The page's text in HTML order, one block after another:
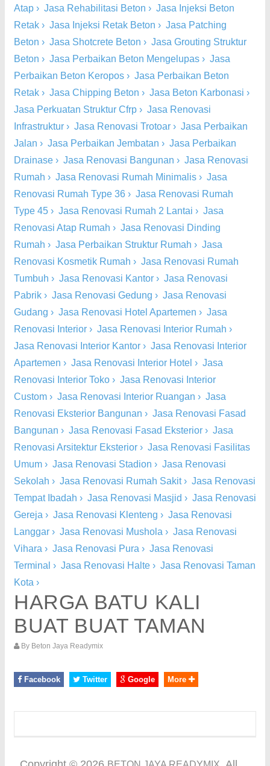
Atap › Jasa Rehabilitasi Beton › Jasa Injeksi Beton
Retak › Jasa Injeksi Retak Beton › Jasa Patching
Beton › Jasa Shotcrete Beton › Jasa Grouting Struktur
Beton › Jasa Perbaikan Beton Mengelupas › Jasa
Perbaikan Beton Keropos › Jasa Perbaikan Beton
Retak › Jasa Chipping Beton › Jasa Beton Karbonasi ›
Jasa Perkuatan Struktur Cfrp › Jasa Renovasi
Infrastruktur › Jasa Renovasi Trotoar › Jasa Perbaikan
Jalan › Jasa Perbaikan Jembatan › Jasa Perbaikan
Drainase › Jasa Renovasi Bangunan › Jasa Renovasi
Rumah › Jasa Renovasi Rumah Minimalis › Jasa
Renovasi Rumah Type 36 › Jasa Renovasi Rumah
Type 45 › Jasa Renovasi Rumah 2 Lantai › Jasa
Renovasi Atap Rumah › Jasa Renovasi Dinding
Rumah › Jasa Perbaikan Struktur Rumah › Jasa
Renovasi Kosmetik Rumah › Jasa Renovasi Rumah
Tumbuh › Jasa Renovasi Kantor › Jasa Renovasi
Pabrik › Jasa Renovasi Gedung › Jasa Renovasi
Gudang › Jasa Renovasi Hotel Apartemen › Jasa
Renovasi Interior › Jasa Renovasi Interior Rumah ›
Jasa Renovasi Interior Kantor › Jasa Renovasi Interior
Apartemen › Jasa Renovasi Interior Hotel › Jasa
Renovasi Interior Toko › Jasa Renovasi Interior
Custom › Jasa Renovasi Interior Ruangan › Jasa
Renovasi Eksterior Bangunan › Jasa Renovasi Fasad
Bangunan › Jasa Renovasi Fasad Eksterior › Jasa
Renovasi Arsitektur Eksterior › Jasa Renovasi Fasilitas
Umum › Jasa Renovasi Stadion › Jasa Renovasi
Sekolah › Jasa Renovasi Rumah Sakit› Jasa Renovasi
Tempat Ibadah › Jasa Renovasi Masjid › Jasa Renovasi
Gereja › Jasa Renovasi Klenteng › Jasa Renovasi
Langgar › Jasa Renovasi Mushola › Jasa Renovasi
Vihara › Jasa Renovasi Pura › Jasa Renovasi
Terminal › Jasa Renovasi Halte › Jasa Renovasi Taman
Kota ›
HARGA BATU KALI
BUAT BUAT TAMAN
By Beton Jaya Readymix
Facebook Twitter Google More